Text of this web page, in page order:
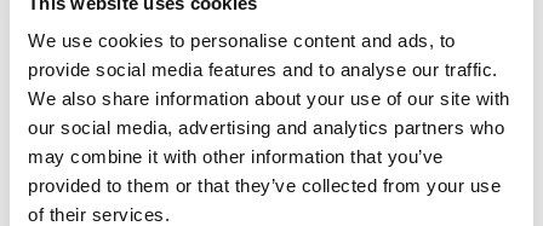
We use cookies to personalise content and ads, to
provide social media features and to analyse our traffic.
We also share information about your use of our site with
our social media, advertising and analytics partners who
may combine it with other information that you’ve
provided to them or that they’ve collected from your use
of their services.
象岛
游船时间表和价格